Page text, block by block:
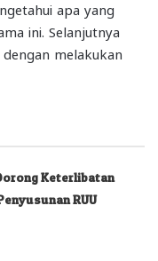
apa yang
ini. Selanjutnya
melakukan
Keterlibatan
RUU